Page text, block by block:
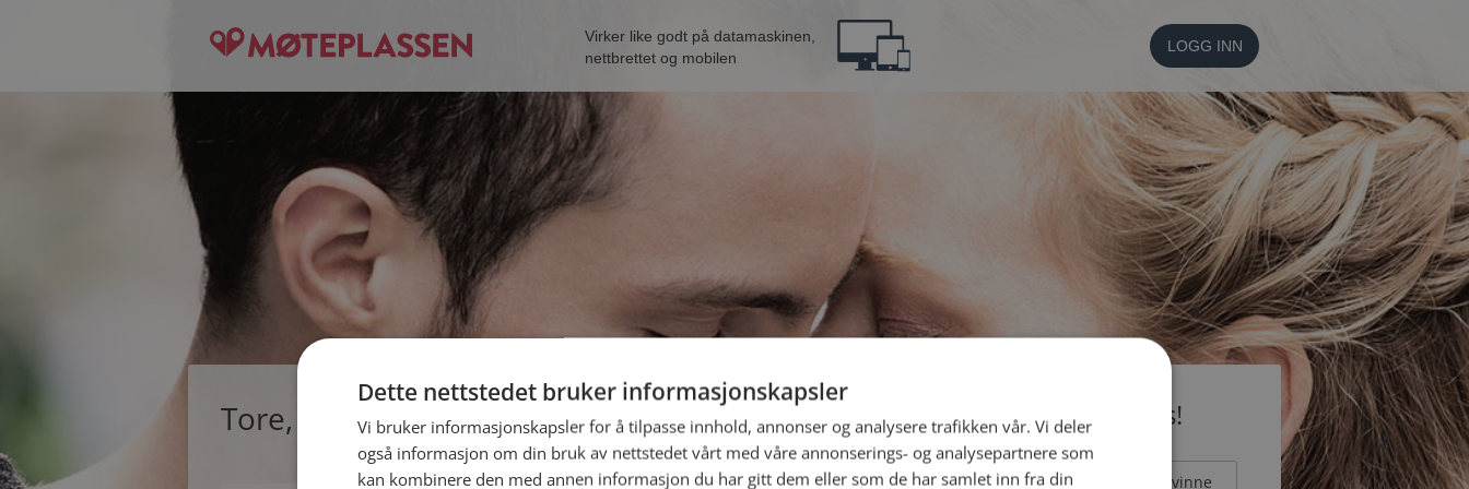
Virker like godt på datamaskinen,
nettbrettet og mobilen
LOGG INN
Tore, single mann fra Senja Bli medlem gratis!
Jeg er en: Mann Kvinne
Dette nettstedet bruker informasjonskapsler
Vi bruker informasjonskapsler for å tilpasse innhold, annonser og analysere trafikken vår. Vi deler
også informasjon om din bruk av nettstedet vårt med våre annonserings- og analysepartnere som
kan kombinere den med annen informasjon du har gitt dem eller som de har samlet inn fra din